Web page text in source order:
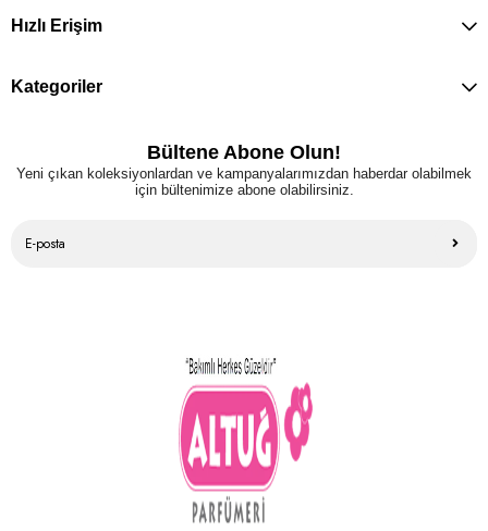
Hızlı Erişim
Kategoriler
Bültene Abone Olun!
Yeni çıkan koleksiyonlardan ve kampanyalarımızdan haberdar olabilmek
için bültenimize abone olabilirsiniz.